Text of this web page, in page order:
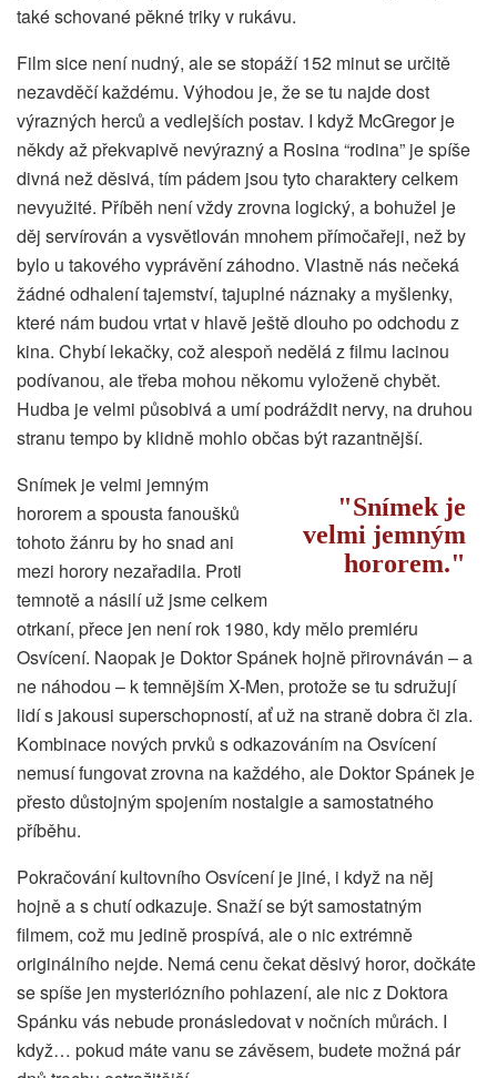
také schované pěkné triky v rukávu.
Film sice není nudný, ale se stopáží 152 minut se určitě
nezavděčí každému. Výhodou je, že se tu najde dost
výrazných herců a vedlejších postav. I když McGregor je
někdy až překvapivě nevýrazný a Rosina “rodina” je spíše
divná než děsivá, tím pádem jsou tyto charaktery celkem
nevyužité. Příběh není vždy zrovna logický, a bohužel je
děj servírován a vysvětlován mnohem přímočařeji, než by
bylo u takového vyprávění záhodno. Vlastně nás nečeká
žádné odhalení tajemství, tajuplné náznaky a myšlenky,
které nám budou vrtat v hlavě ještě dlouho po odchodu z
kina. Chybí lekačky, což alespoň nedělá z filmu lacinou
podívanou, ale třeba mohou někomu vyloženě chybět.
Hudba je velmi působivá a umí podráždit nervy, na druhou
stranu tempo by klidně mohlo občas být razantnější.
Snímek je
velmi jemným
hororem.
Snímek je velmi jemným
hororem a spousta fanoušků
tohoto žánru by ho snad ani
mezi horory nezařadila. Proti
temnotě a násilí už jsme celkem
otrkaní, přece jen není rok 1980, kdy mělo premiéru
Osvícení. Naopak je Doktor Spánek hojně přirovnáván – a
ne náhodou – k temnějším X-Men, protože se tu sdružují
lidí s jakousi superschopností, ať už na straně dobra či zla.
Kombinace nových prvků s odkazováním na Osvícení
nemusí fungovat zrovna na každého, ale Doktor Spánek je
přesto důstojným spojením nostalgie a samostatného
příběhu.
Pokračování kultovního Osvícení je jiné, i když na něj
hojně a s chutí odkazuje. Snaží se být samostatným
filmem, což mu jedině prospívá, ale o nic extrémně
originálního nejde. Nemá cenu čekat děsivý horor, dočkáte
se spíše jen mysteriózního pohlazení, ale nic z Doktora
Spánku vás nebude pronásledovat v nočních můrách. I
když… pokud máte vanu se závěsem, budete možná pár